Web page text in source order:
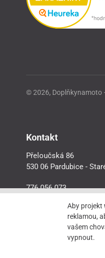
© 2026, Doplňkynamoto
Kontakt
Přeloučská 86
530 06 Pardubice -
776 056 073
Aby projekt
reklamou,
vašem
vypnout.